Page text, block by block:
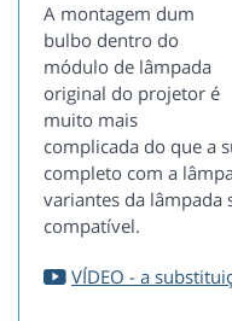
A montagem dum
bulbo dentro do
módulo de lâmpada
original do projetor é
muito mais
complicada do que a
completo com a
variantes da
compatível.
VÍDEO - a